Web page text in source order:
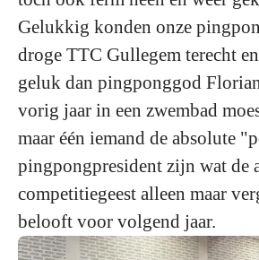
Gelukkig konden onze
droge TTC Gullegem terecht
geluk dan pingponggod
vorig jaar in een zwembad
maar één iemand de absolute
pingpongpresident zijn wat de
competitiegeest alleen maar
belooft voor volgend jaar.